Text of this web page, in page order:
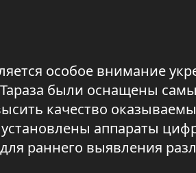
особое внимание
Тараза были оснащены
качество
аппараты
раннего выявления